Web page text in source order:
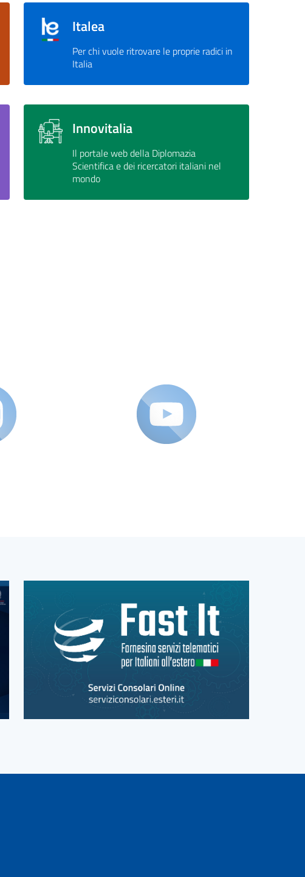
Italea
Per chi vuole ritrovare le proprie radici in
Italia
Innovitalia
Il portale web della Diplomazia
Scientifica e dei ricercatori italiani nel
mondo